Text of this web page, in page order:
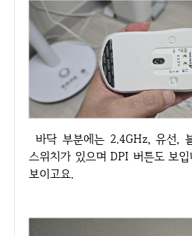
바닥 부분에는 2.4GHz, 유선, 블루투스를 설정하는
스위치가 있으며 DPI 버튼도 보
보이고요.